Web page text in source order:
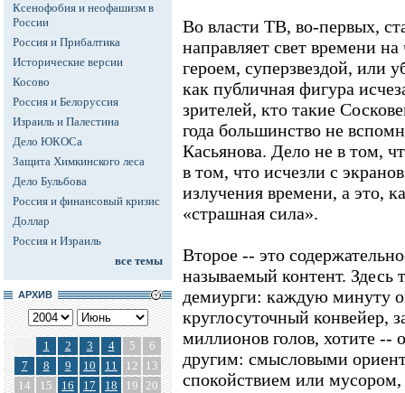
Ксенофобия и неофашизм в
России
Россия и Прибалтика
Исторические версии
Косово
Россия и Белоруссия
Израиль и Палестина
Дело ЮКОСа
Защита Химкинского леса
Дело Бульбова
Россия и финансовый кризис
Доллар
Россия и Израиль
все темы
АРХИВ
1 2 3 4 5
6
7
8 9 10 11 12
13
14
15 16 17 18 19 20
Во власти ТВ, во-первых,
направляет свет времени
героем, суперзвездой, или
как публичная фигура
зрителей, кто такие
года большинство не
Касьянова. Дело не в том,
в том, что исчезли с
излучения времени, а это,
«страшная сила».
Второе -- это
называемый контент.
демиурги: каждую минуту
круглосуточный конвейер,
миллионов голов, хотите --
другим: смысловыми
спокойствием или